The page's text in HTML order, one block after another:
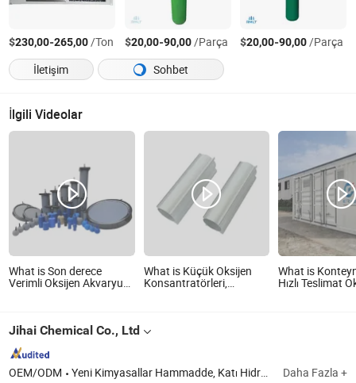
$230,00-265,00 /Ton $20,00-90,00/Parça $20,00-90,00 /Parça
İletişim
Sohbet
İlgili Videolar
What is Son derece
Verimli Oksijen Akvaryum
What is Küçük Oksijen
Konsantratörleri,
Alaşımlı Silindirler, 5L Ev
Tedariki
What is
Hızlı Teslimat
Jihai Chemical Co., Ltd
OEM/ODM Yeni Kimyasallar Hammadde, Katı Hidrojen Peroksit, Bileşik Sodyum Sülfat, Katı H2O2, Sodyumsülfathidrojenperoksitsodyumklorüradduc, Katı Hidrojen Peroksit Tozu, Deterjan Hammadde, Sodyum Sülfat, Sodyum Tripolifosfat, Sodyum Sülfat Peroksit Daha Fazla +